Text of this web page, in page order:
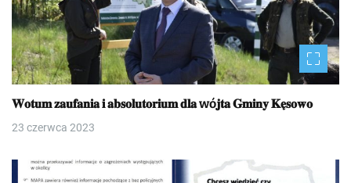
𝐖𝐨𝐭𝐮𝐦 𝐳𝐚𝐮𝐟𝐚𝐧𝐢𝐚 𝐢 𝐚𝐛𝐬𝐨𝐥𝐮𝐭𝐨𝐫𝐢𝐮𝐦 𝐝𝐥𝐚 wó𝐣𝐭𝐚 𝐆𝐦𝐢𝐧𝐲 𝐊𝐞̨𝐬𝐨𝐰𝐨
23 czerwca 2023